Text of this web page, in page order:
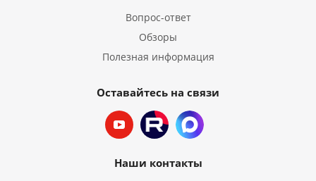
Вопрос-ответ
Обзоры
Полезная информация
Оставайтесь на связи
Наши контакты